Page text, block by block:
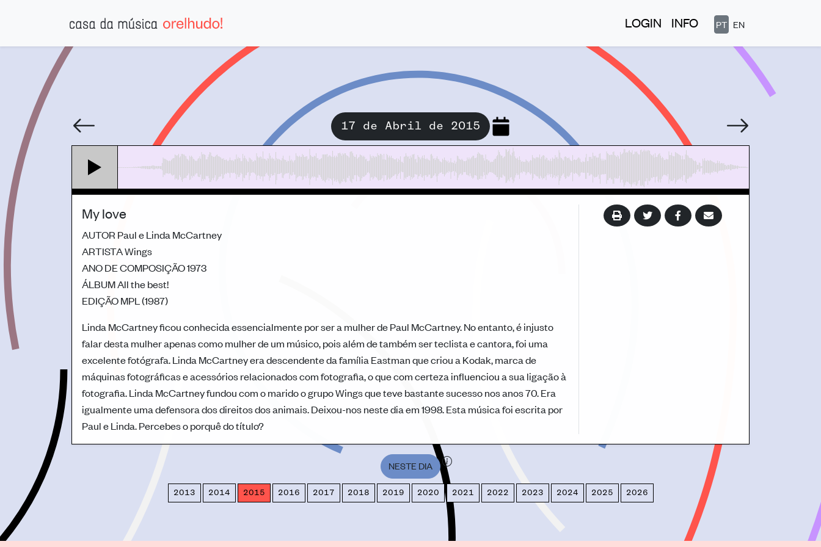
LOGIN INFO PT EN
17 de Abril de 2015
My love
AUTOR Paul e Linda McCartney
ARTISTAWings
ANO DE COMPOSIÇÃO1973
ÁLBUMAll the best!
EDIÇÃOMPL (1987)
Linda McCartney ficou conhecida essencialmente por ser a mulher de Paul McCartney. No entanto, é injusto
falar desta mulher apenas como mulher de um músico, pois além de também ser teclista e cantora, foi uma
excelente fotógrafa. Linda McCartney era descendente da família Eastman que criou a Kodak, marca de
máquinas fotográficas e acessórios relacionados com fotografia, o que com certeza influenciou a sua ligação à
fotografia. Linda McCartney fundou com o marido o grupo Wings que teve bastante sucesso nos anos 70. Era
igualmente uma defensora dos direitos dos animais. Deixou-nos neste dia em 1998. Esta música foi escrita por
Paul e Linda. Percebes o porquê do título?
NESTE DIA
2013 2014 2015 2016 2017 2018 2019 2020 2021 2022 2023 2024 2025 2026